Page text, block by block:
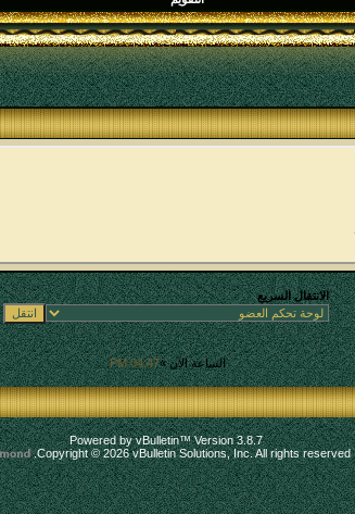
الانتقال السريع
الساعة الآن »04:47 PM
.
Powered by vBulletin™ Version 3.8.7
Copyright © 2026 vBulletin Solutions, Inc. All rights reserved.